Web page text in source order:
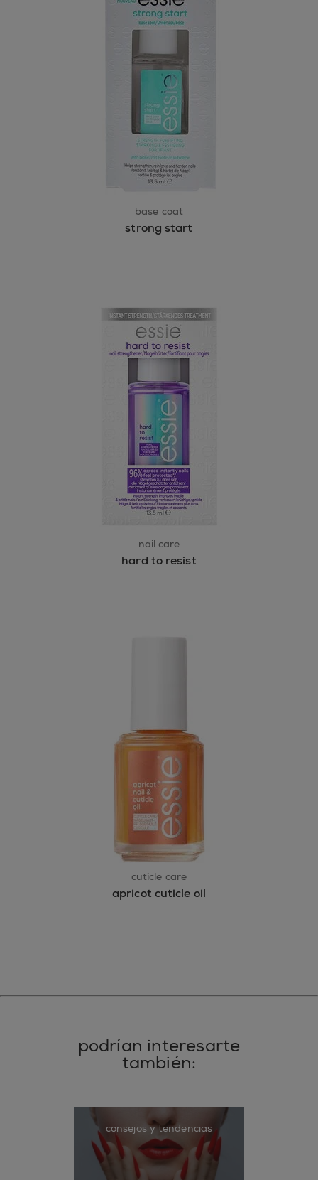
base coat
strong start
nail care
hard to resist
cuticle care
apricot cuticle oil
podrían interesarte
también:
consejos y tendencias